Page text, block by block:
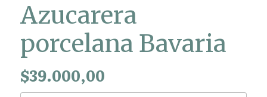
Azucarera
porcelana Bavaria
$39.000,00